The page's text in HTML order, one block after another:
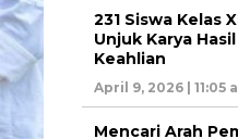
231 Siswa Kelas
Unjuk Karya
Keahlian
April 9, 2026 | 11:05
Mencari Arah